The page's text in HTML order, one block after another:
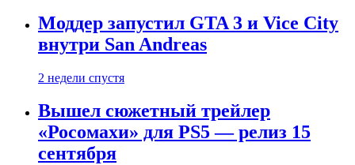
Моддер запустил GTA 3 и Vice City
внутри San Andreas
2 недели спустя
Вышел сюжетный трейлер
«Росомахи» для PS5 — релиз 15
сентября